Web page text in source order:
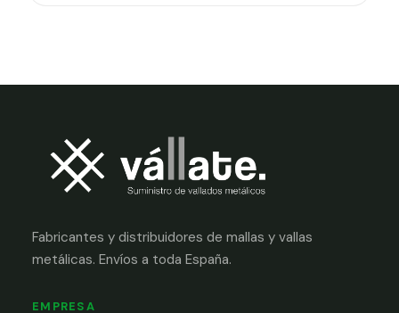
Fabricantes y distribuidores de mallas y vallas
metálicas. Envíos a toda España.
EMPRESA